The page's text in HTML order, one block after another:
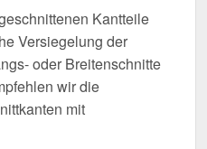
Kantteile
Versiegelung der
oder Breitenschnitte
wir die
mit